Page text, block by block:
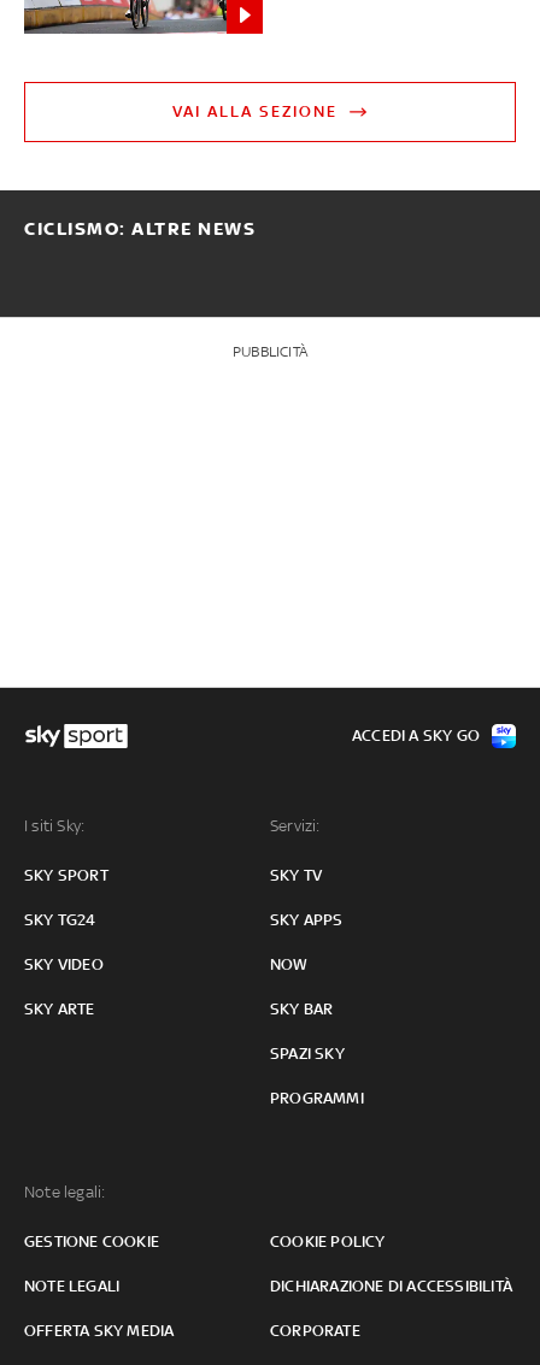
VAI ALLA SEZIONE
CICLISMO: ALTRE NEWS
PUBBLICITÀ
I siti Sky:
SKY SPORT
SKY TG24
SKY VIDEO
SKY ARTE
Servizi:
SKY TV
SKY APPS
NOW
SKY BAR
SPAZI SKY
PROGRAMMI
Note legali:
GESTIONE COOKIE COOKIE POLICY
NOTE LEGALI DICHIARAZIONE DI ACCESSIBILITÀ
OFFERTA SKY MEDIA CORPORATE
ACCEDI A SKY GO